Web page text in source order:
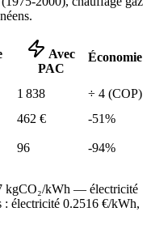
.
Avec
PAC
Économie
1 838 ÷ 4 (COP)
462 € -51%
96 -94%
kgCO₂/kWh — électricité
: électricité 0.2516 €/kWh,